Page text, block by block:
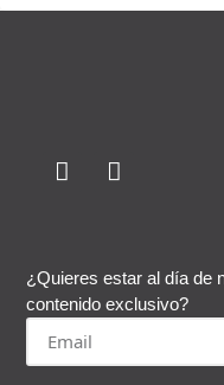
¿Quieres estar al día de
contenido exclusivo?